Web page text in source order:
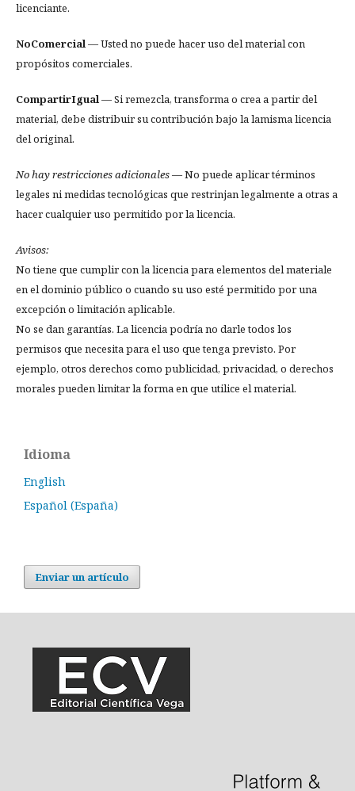
licenciante.
NoComercial— Usted no puede hacer uso del material con
propósitos comerciales.
CompartirIgual— Si remezcla, transforma o crea a partir del
material, debe distribuir su contribución bajo la lamisma licencia
del original.
No hay restricciones adicionales— No puede aplicar términos
legales ni medidas tecnológicas que restrinjan legalmente a otras a
hacer cualquier uso permitido por la licencia.
Avisos:
No tiene que cumplir con la licencia para elementos del materiale
en el dominio público o cuando su uso esté permitido por una
excepción o limitación aplicable.
No se dan garantías. La licencia podría no darle todos los
permisos que necesita para el uso que tenga previsto. Por
ejemplo, otros derechos como publicidad, privacidad, o derechos
morales pueden limitar la forma en que utilice el material.
Idioma
English
Español (España)
Enviar un artículo